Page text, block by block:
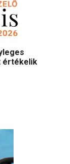
értékelik